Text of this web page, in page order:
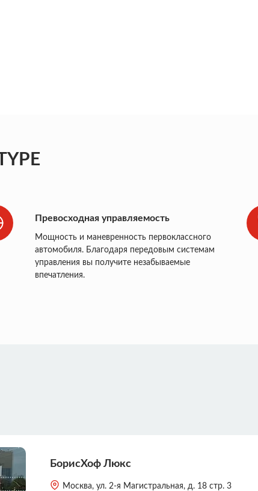
Превосходная управляемость
Мощность и маневренность первоклассного
автомобиля. Благодаря передовым системам
управления вы получите незабываемые
впечатления.
БорисХоф Люкс
Москва, ул. 2-я Магистральная, д. 18 стр. 3